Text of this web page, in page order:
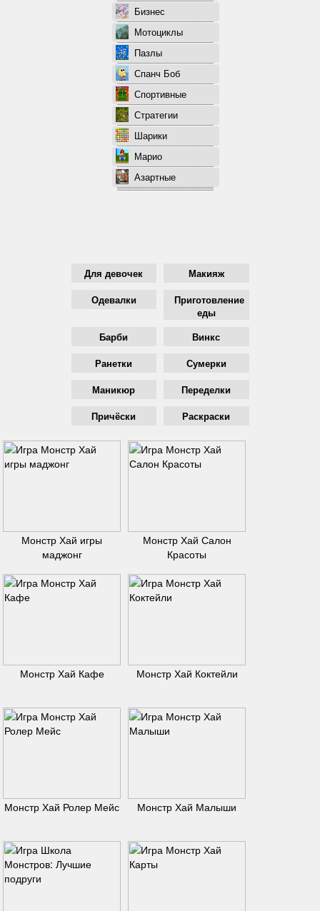
Бизнес
Мотоциклы
Пазлы
Спанч Боб
Спортивные
Стратегии
Шарики
Марио
Азартные
Для девочек Макияж
Одевалки
Приготовление
еды
Барби Винкс
Ранетки Сумерки
Маникюр Переделки
Причёски Раскраски
Монстр Хай игры
маджонг
Монстр Хай Салон
Красоты
Монстр Хай Кафе Монстр Хай Коктейли
Монстр Хай Ролер Мейс Монстр Хай Малыши